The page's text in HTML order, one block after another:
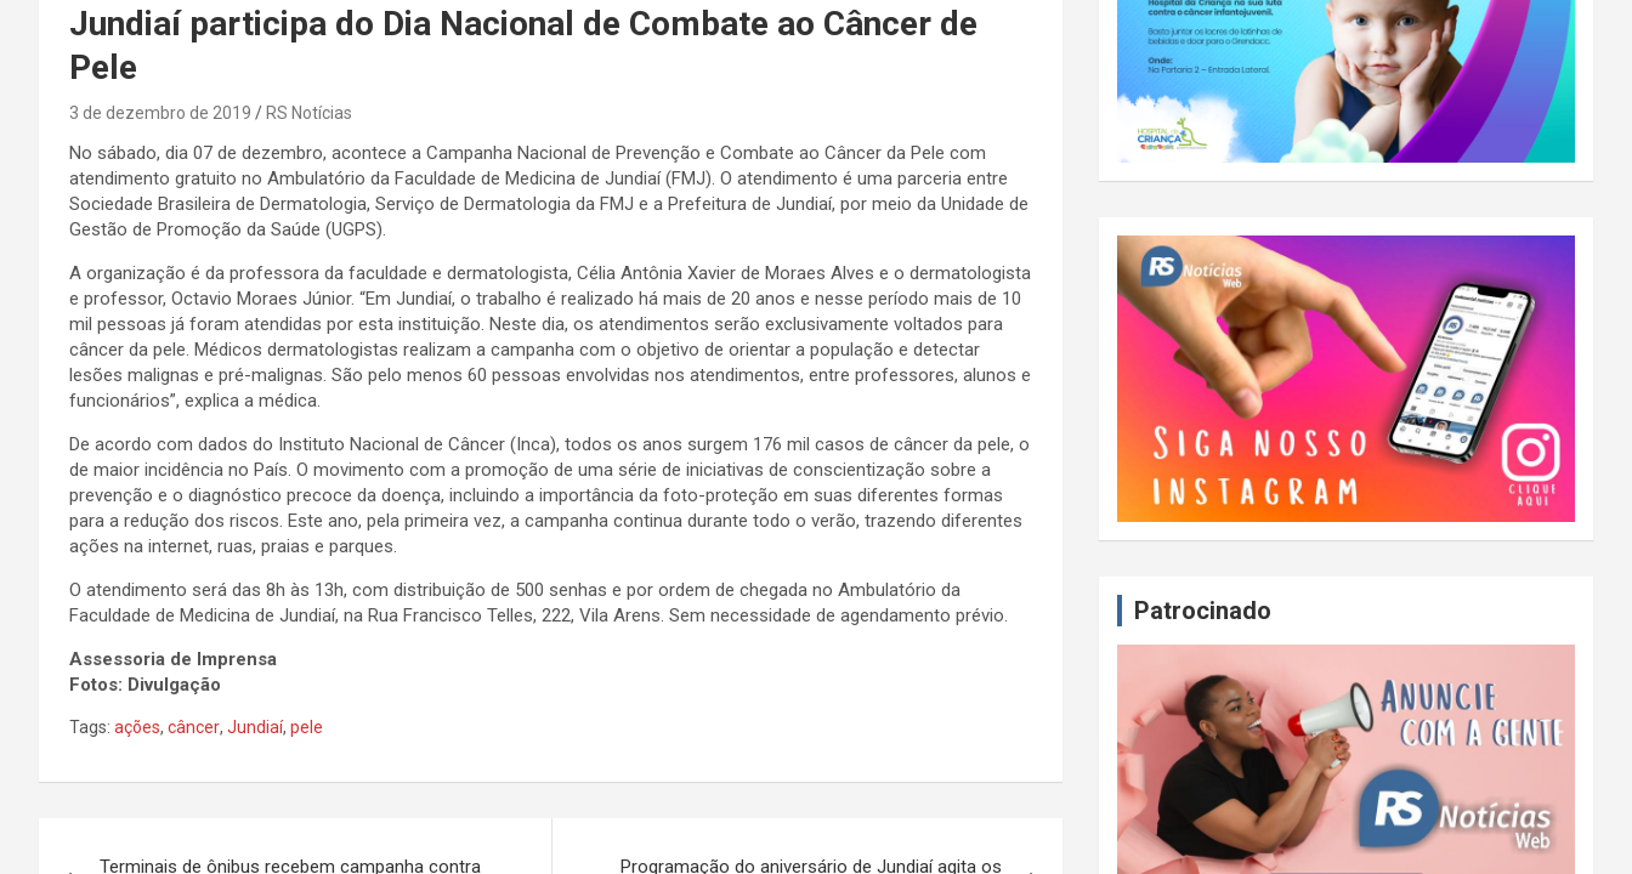
Jundiaí participa do Dia Nacional de Combate ao Câncer de
Pele
3 de dezembro de 2019 RS Notícias
No sábado, dia 07 de dezembro, acontece a Campanha Nacional de Prevenção e Combate ao Câncer da Pele com
atendimento gratuito no Ambulatório da Faculdade de Medicina de Jundiaí (FMJ). O atendimento é uma parceria entre
Sociedade Brasileira de Dermatologia, Serviço de Dermatologia da FMJ e a Prefeitura de Jundiaí, por meio da Unidade de
Gestão de Promoção da Saúde (UGPS).
A organização é da professora da faculdade e dermatologista, Célia Antônia Xavier de Moraes Alves e o dermatologista
e professor, Octavio Moraes Júnior. “Em Jundiaí, o trabalho é realizado há mais de 20 anos e nesse período mais de 10
mil pessoas já foram atendidas por esta instituição. Neste dia, os atendimentos serão exclusivamente voltados para
câncer da pele. Médicos dermatologistas realizam a campanha com o objetivo de orientar a população e detectar
lesões malignas e pré-malignas. São pelo menos 60 pessoas envolvidas nos atendimentos, entre professores, alunos e
funcionários”, explica a médica.
De acordo com dados do Instituto Nacional de Câncer (Inca), todos os anos surgem 176 mil casos de câncer da pele, o
de maior incidência no País. O movimento com a promoção de uma série de iniciativas de conscientização sobre a
prevenção e o diagnóstico precoce da doença, incluindo a importância da foto-proteção em suas diferentes formas
para a redução dos riscos. Este ano, pela primeira vez, a campanha continua durante todo o verão, trazendo diferentes
ações na internet, ruas, praias e parques.
O atendimento será das 8h às 13h, com distribuição de 500 senhas e por ordem de chegada no Ambulatório da
Faculdade de Medicina de Jundiaí, na Rua Francisco Telles, 222, Vila Arens. Sem necessidade de agendamento prévio.
Assessoria de Imprensa
Fotos: Divulgação
Tags: ações, câncer, Jundiaí, pele
Terminais de ônibus recebem campanha contra
Programação do aniversário de Jundiaí agita os
Patrocinado